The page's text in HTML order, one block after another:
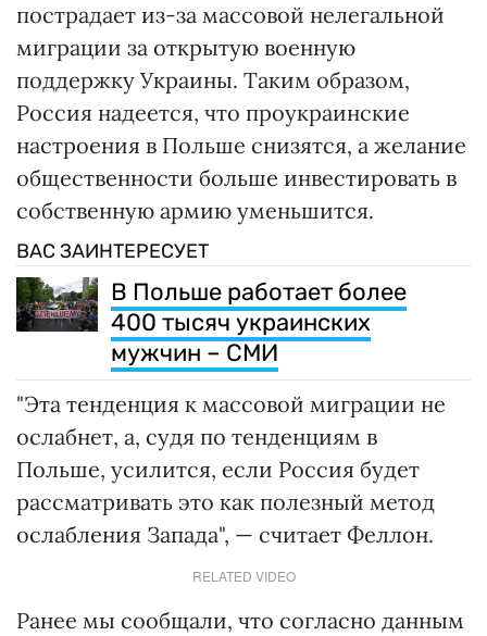
пострадает из-за массовой нелегальной
миграции за открытую военную
поддержку Украины. Таким образом,
Россия надеется, что проукраинские
настроения в Польше снизятся, а желание
общественности больше инвестировать в
собственную армию уменьшится.
ВАС ЗАИНТЕРЕСУЕТ
В Польше работает более
400 тысяч украинских
мужчин – СМИ
"Эта тенденция к массовой миграции не
ослабнет, а, судя по тенденциям в
Польше, усилится, если Россия будет
рассматривать это как полезный метод
ослабления Запада", — считает Феллон.
RELATED VIDEO
Ранее мы сообщали, что согласно данным